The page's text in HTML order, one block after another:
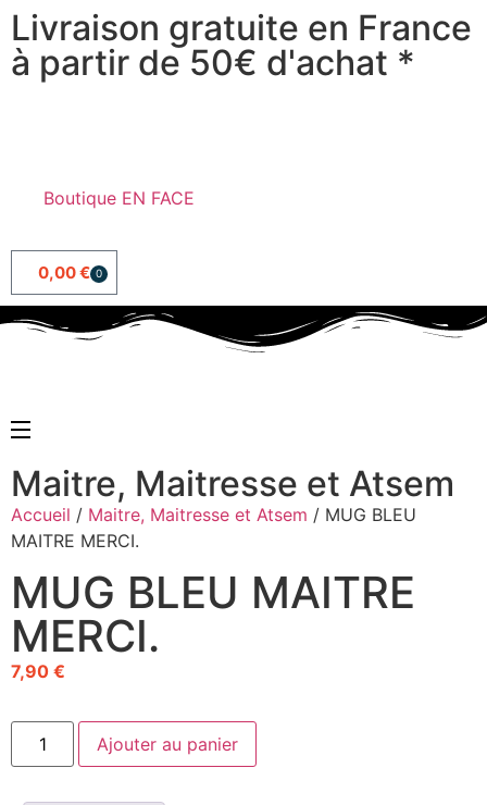
Livraison gratuite en France
à partir de 50€ d'achat *
Boutique EN FACE
0,00€ 0
Maitre, Maitresse et Atsem
Accueil / Maitre, Maitresse et Atsem / MUG BLEU
MAITRE MERCI.
MUG BLEU MAITRE
MERCI.
7,90 €
Ajouter au panier